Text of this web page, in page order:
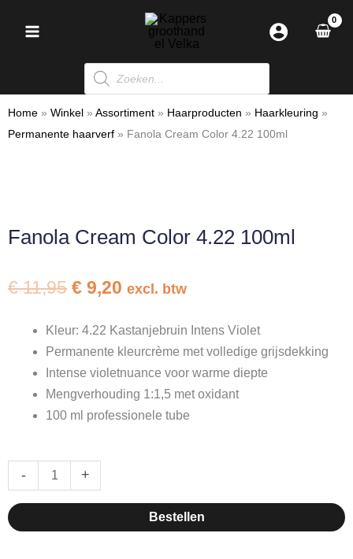
Producten
zoeken
Home » Winkel » Assortiment » Haarproducten » Haarkleuring »
Permanente haarverf » Fanola Cream Color 4.22 100ml
Fanola Cream Color 4.22 100ml
€11,95 Oorspronkelijke
was:
€ 11,95.
€ 9,20 Huidige
is:
€ 9,20.
excl. btw
Kleur: 4.22 Kastanjebruin Intens Violet
Permanente kleurcrème met volledige grijsdekking
Intense violetnuance voor warme diepte
Mengverhouding 1:1,5 met oxidant
100 ml professionele tube
-
Cream
Color
4.22
+
Bestellen